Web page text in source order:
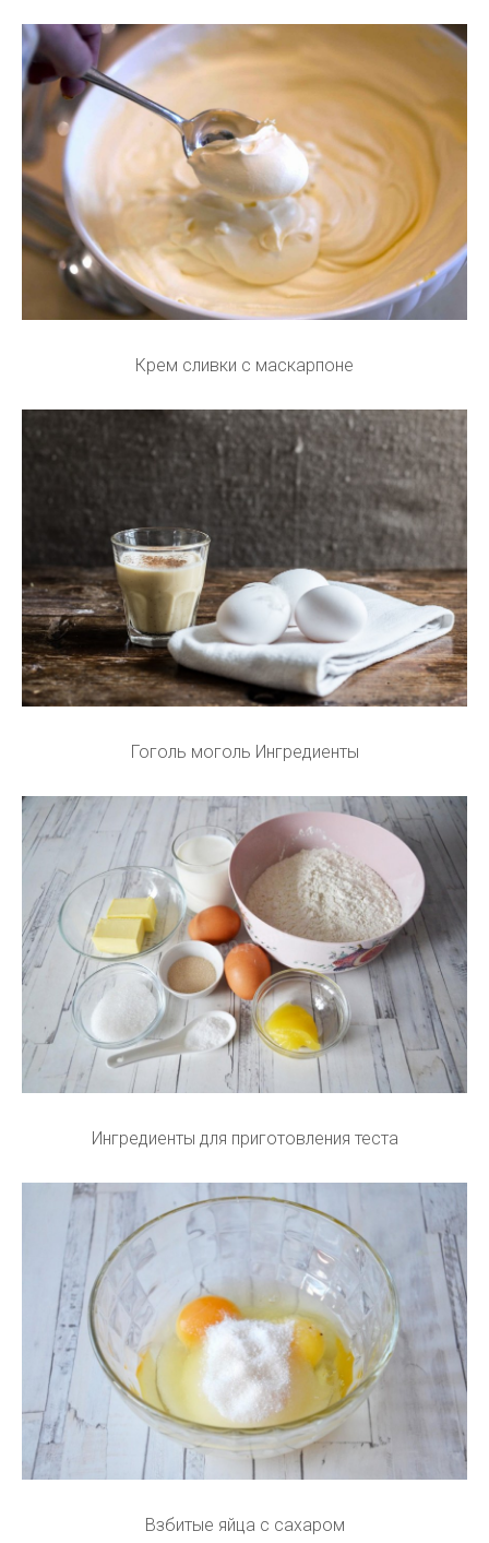
Крем сливки с маскарпоне
Гоголь моголь Ингредиенты
Ингредиенты для приготовления теста
Взбитые яйца с сахаром